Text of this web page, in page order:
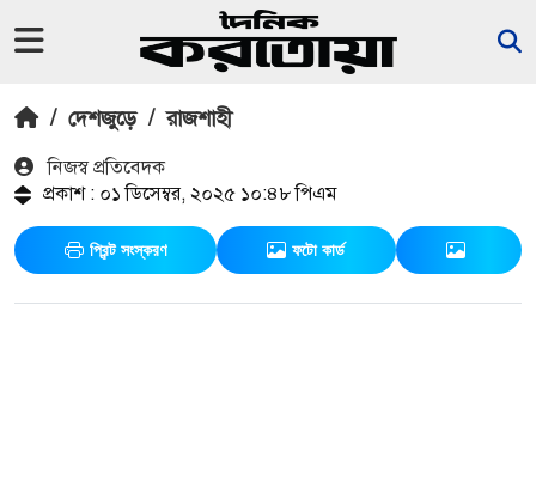
/ দেশজুড়ে / রাজশাহী
নিজস্ব প্রতিবেদক
প্রকাশ : ০১ ডিসেম্বর, ২০২৫ ১০:৪৮ পিএম
প্রিন্ট সংস্করণ ফটো কার্ড